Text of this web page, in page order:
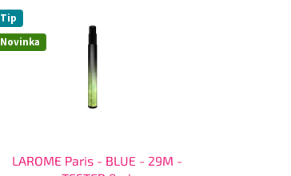
Novinka
Tip
LAROME Paris - BLUE - 29M -